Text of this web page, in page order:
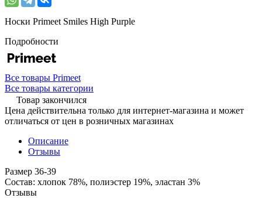
Носки Primeet Smiles High Purple
Подробности
Все товары Primeet
Все товары категории
Товар закончился
Цена действительна только для интернет-магазина и может
отличаться от цен в розничных магазинах
Описание
Отзывы
Размер 36-39
Состав: хлопок 78%, полиэстер 19%, эластан 3%
Отзывы